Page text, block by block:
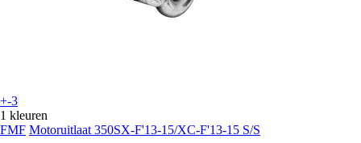
+-3
1 kleuren
FMF Motoruitlaat 350SX-F'13-15/XC-F'13-15 S/S